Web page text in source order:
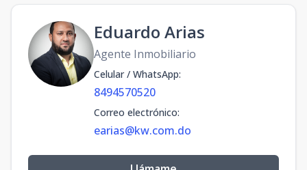
Eduardo Arias
Agente Inmobiliario
Celular / WhatsApp:
8494570520
Correo electrónico:
earias@kw.com.do